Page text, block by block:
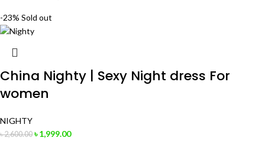
-23% Sold out
China Nighty | Sexy Night dress For
women
NIGHTY
৳2,600.00 ৳1,999.00